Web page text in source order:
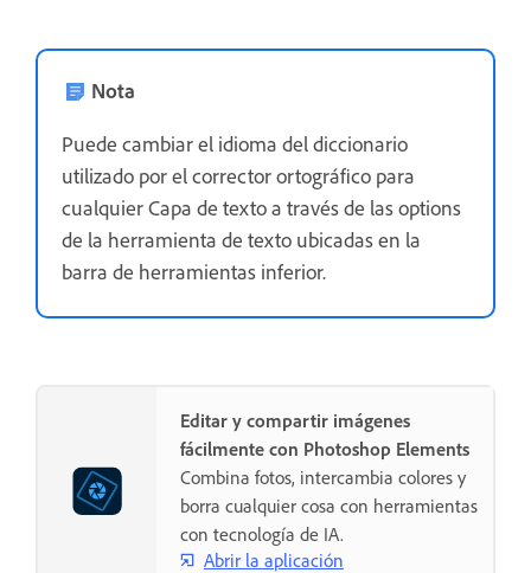
Nota
Puede cambiar el idioma del diccionario
utilizado por el corrector ortográfico para
cualquier Capa de texto a través de las options
de la herramienta de texto ubicadas en la
barra de herramientas inferior.
Editar y compartir imágenes
fácilmente con Photoshop Elements
Combina fotos, intercambia colores y
borra cualquier cosa con herramientas
con tecnología de IA.
Abrir la aplicación